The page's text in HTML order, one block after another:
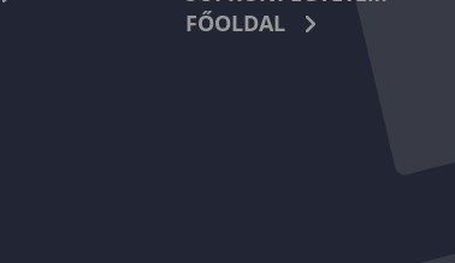
FŐOLDAL